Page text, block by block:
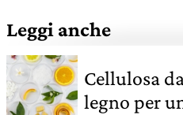
Leggi anche
Cellulosa
legno per